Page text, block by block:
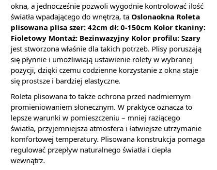
okna, a jednocześnie pozwoli wygodnie kontrolować ilość
światła wpadającego do wnętrza, ta Oslonaokna Roleta
plisowana plisa szer: 42cm dł: 0-150cm Kolor tkaniny:
Fioletowy Montaż: Bezinwazyjny Kolor profilu: Szary
jest stworzona właśnie dla takich potrzeb. Plisy poruszają
się płynnie i umożliwiają ustawienie rolety w wybranej
pozycji, dzięki czemu codzienne korzystanie z okna staje
się prostsze i bardziej elastyczne.
Roleta plisowana to także ochrona przed nadmiernym
promieniowaniem słonecznym. W praktyce oznacza to
lepsze warunki w pomieszczeniu – mniej raziącego
światła, przyjemniejsza atmosfera i łatwiejsze utrzymanie
komfortowej temperatury. Plisowana konstrukcja pomaga
regulować przepływ naturalnego światła i ciepła
wewnątrz.